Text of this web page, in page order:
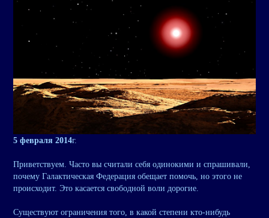
5 февраля 2014г.
Приветствуем. Часто вы считали себя одинокими и спрашивали,
почему Галактическая Федерация обещает помочь, но этого не
происходит. Это касается свободной воли дорогие.
Существуют ограничения того, в какой степени кто-нибудь